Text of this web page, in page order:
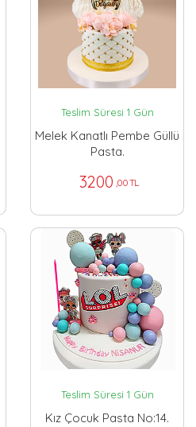
Teslim Süresi 1 Gün
Melek Kanatlı Pembe Güllü
Pasta.
3200 ,00 TL
Teslim Süresi 1 Gün
Kız Çocuk Pasta No:14.